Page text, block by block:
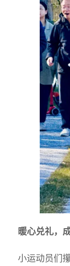
暖心兑礼，
小运动员们